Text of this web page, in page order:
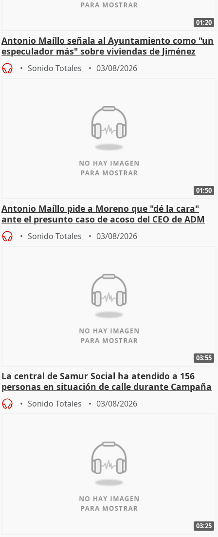
01:20
Antonio Maíllo señala al Ayuntamiento como "un
especulador más" sobre viviendas de Jiménez
Becerril
Sonido Totales 03/08/2026
01:50
Antonio Maíllo pide a Moreno que "dé la cara"
ante el presunto caso de acoso del CEO de ADM
Sonido Totales 03/08/2026
03:55
La central de Samur Social ha atendido a 156
personas en situación de calle durante Campaña
de Calor
Sonido Totales 03/08/2026
03:25